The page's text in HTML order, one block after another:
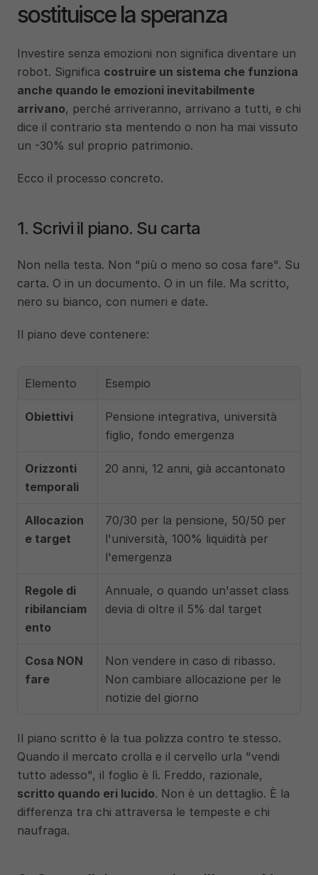
sostituisce la speranza
Investire senza emozioni non significa diventare un
robot. Significa costruire un sistema che funziona
anche quando le emozioni inevitabilmente
arrivano, perché arriveranno, arrivano a tutti, e chi
dice il contrario sta mentendo o non ha mai vissuto
un -30% sul proprio patrimonio.
Ecco il processo concreto.
1. Scrivi il piano. Su carta
Non nella testa. Non "più o meno so cosa fare". Su
carta. O in un documento. O in un file. Ma scritto,
nero su bianco, con numeri e date.
Il piano deve contenere:
Elemento Esempio
Obiettivi
Pensione integrativa, università
figlio, fondo emergenza
Orizzonti
temporali
20 anni, 12 anni, già accantonato
Allocazion
e target
70/30 per la pensione, 50/50 per
l'università, 100% liquidità per
l'emergenza
Regole di
ribilanciam
ento
Annuale, o quando un'asset class
devia di oltre il 5% dal target
Cosa NON
fare
Non vendere in caso di ribasso.
Non cambiare allocazione per le
notizie del giorno
Il piano scritto è la tua polizza contro te stesso.
Quando il mercato crolla e il cervello urla "vendi
scritto quando eri lucido. Non è un dettaglio. È la
differenza tra chi attraversa le tempeste e chi
naufraga.